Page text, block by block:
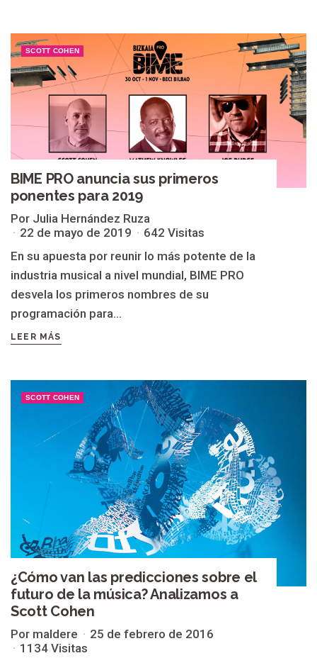
SCOTT COHEN
BIME PRO anuncia sus primeros
ponentes para 2019
Por Julia Hernández Ruza
22 de mayo de 2019
642 Visitas
En su apuesta por reunir lo más potente de la
industria musical a nivel mundial, BIME PRO
desvela los primeros nombres de su
programación para...
LEER MÁS
SCOTT COHEN
¿Cómo van las predicciones sobre el
futuro de la música? Analizamos a
Scott Cohen
Por maldere
25 de febrero de 2016
1134 Visitas